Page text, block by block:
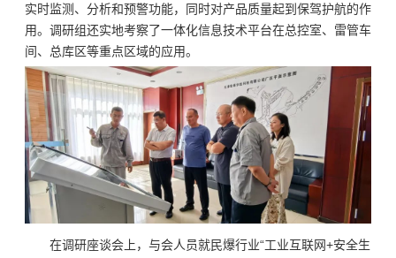
实时监测、分析和预警功能，同时对产品质量起到保驾护航的作
用。调研组还实地考察了一体化信息技术平台在总控室、雷管车
间、总库区等重点区域的应用。
在调研座谈会上，与会人员就民爆行业“工业互联网+安全生